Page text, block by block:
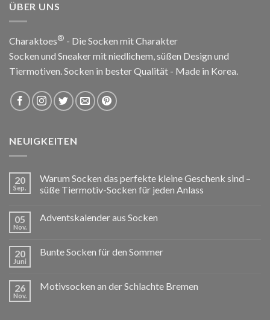
ÜBER UNS
Charaktoes® - Die Socken mit Charakter
Socken und Sneaker mit niedlichem, süßen Design und
Tiermotiven. Socken in bester Qualität - Made in Korea.
NEUIGKEITEN
20
Sep.
Warum Socken das perfekte kleine Geschenk sind –
süße Tiermotiv-Socken für jeden Anlass
05
Nov.
Adventskalender aus Socken
20
Juni
Bunte Socken für den Sommer
26
Nov.
Motivsocken an der Schlachte Bremen